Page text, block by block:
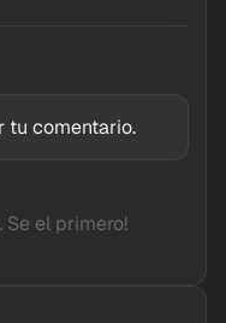
tu comentario.
el primero!